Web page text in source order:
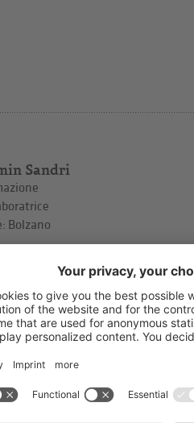
Sandri
Bolzano
anche